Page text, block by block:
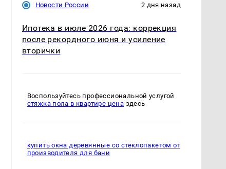
Новости России 2 дня назад
Ипотека в июле 2026 года: коррекция
после рекордного июня и усиление
вторички
Воспользуйтесь профессиональной услугой
стяжка пола в квартире цена здесь
купить окна деревянные со стеклопакетом от
производителя для бани